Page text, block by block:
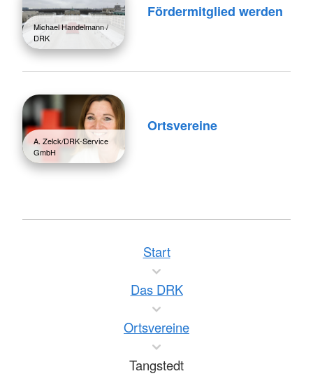
Michael Handelmann /
DRK
Fördermitglied werden
A. Zelck/DRK-Service
GmbH
Ortsvereine
Start
Das DRK
Ortsvereine
Tangstedt